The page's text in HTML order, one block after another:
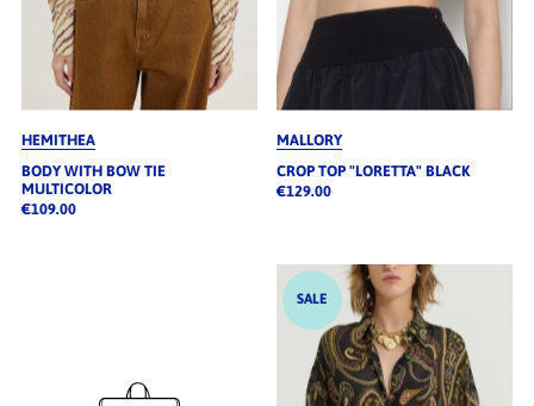
HEMITHEA
BODY WITH BOW TIE
MULTICOLOR
€109.00
MALLORY
CROP TOP "LORETTA" BLACK
€129.00
SALE